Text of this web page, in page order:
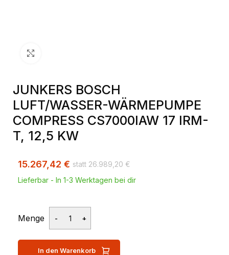
JUNKERS BOSCH
LUFT/WASSER-WÄRMEPUMPE
COMPRESS CS7000IAW 17 IRM-
T, 12,5 KW
26.989,20 €
15.267,42 €
Lieferbar - In 1-3 Werktagen bei dir
Menge
In den Warenkorb